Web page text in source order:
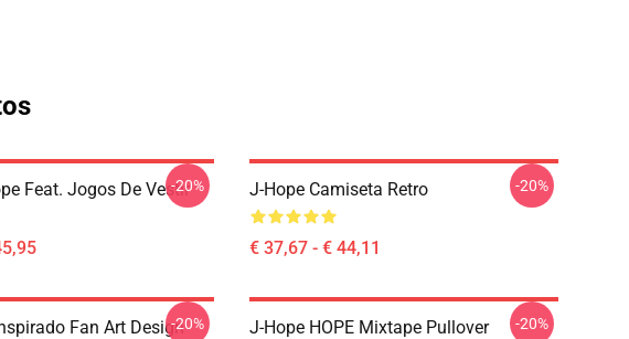
Feat. Jogos De Vestir
-20% J-Hope Camiseta Retro
€ 37,67 - € 44,11
-20%
Fan Art Design-20%
J-Hope HOPE Mixtape Pullover
-20%